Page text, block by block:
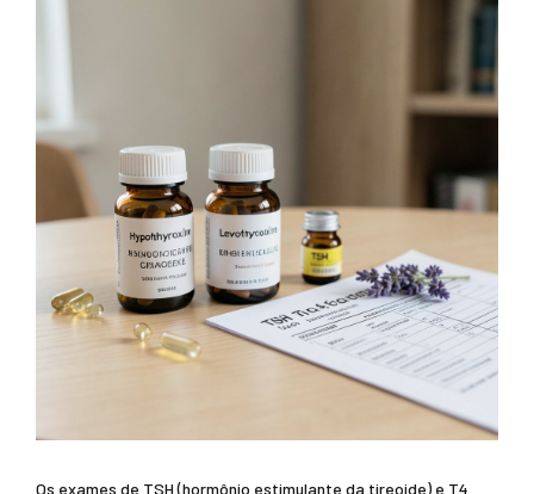
Os exames de TSH (hormônio estimulante da tireoide) e T4